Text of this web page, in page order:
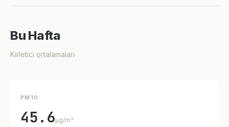
Bu Hafta
Kirletici ortalamaları
PM10
45.6µg/m³